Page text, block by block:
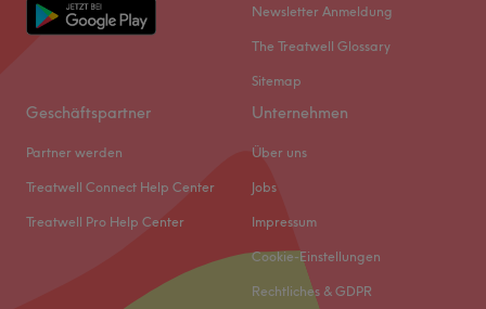
Newsletter Anmeldung
The Treatwell Glossary
Sitemap
Geschäftspartner
Partner werden
Treatwell Connect Help Center
Treatwell Pro Help Center
Unternehmen
Über uns
Jobs
Impressum
Cookie-Einstellungen
Rechtliches & GDPR